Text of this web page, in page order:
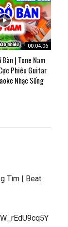
00:04:06
| Tone Nam
Phiêu Guitar
Nhạc Sống
Tìm | Beat